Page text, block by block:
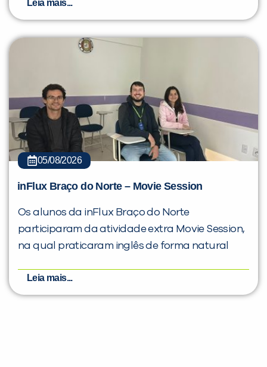
Leia mais...
05/08/2026
inFlux Braço do Norte – Movie Session
Os alunos da inFlux Braço do Norte
participaram da atividade extra Movie Session,
na qual praticaram inglês de forma natural
Leia mais...